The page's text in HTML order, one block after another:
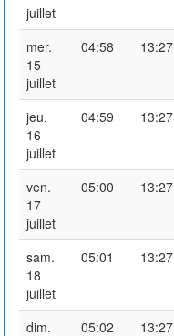
juillet
mer.
15
juillet
04:58 13:27
jeu.
16
juillet
04:59 13:27
ven.
17
juillet
05:00 13:27
sam.
18
juillet
05:01 13:27
dim.
05:02 13:27